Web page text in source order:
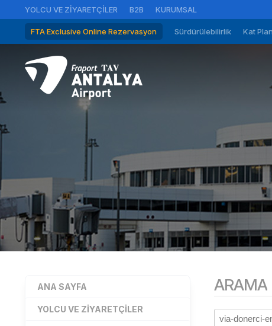
YOLCU VE ZIYARETÇILER B2B KURUMSAL
FTA Exclusive Online Rezervasyon Sürdürülebilirlik Kat
ARAMA
ANA SAYFA
YOLCU VE ZIYARETÇILER